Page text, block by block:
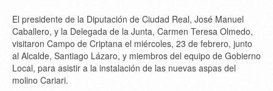
El presidente de la Diputación de Ciudad Real, José Manuel
Caballero, y la Delegada de la Junta, Carmen Teresa Olmedo,
visitaron Campo de Criptana el miércoles, 23 de febrero, junto
al Alcalde, Santiago Lázaro, y miembros del equipo de Gobierno
Local, para asistir a la instalación de las nuevas aspas del
molino Cariari.